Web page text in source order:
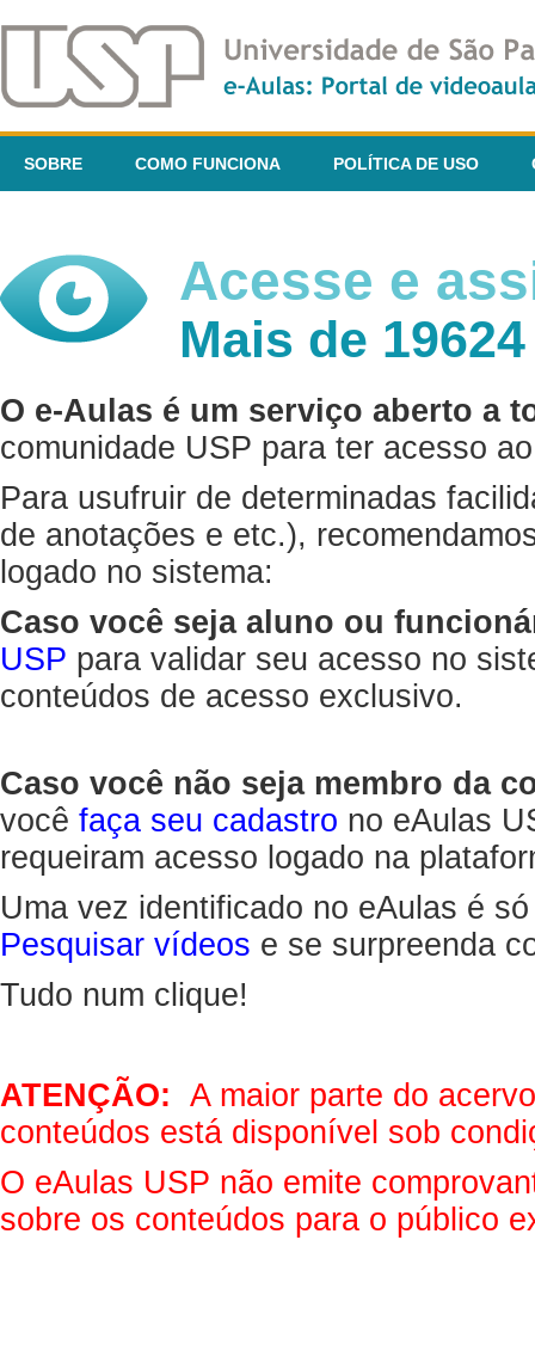
SOBRE COMO FUNCIONA POLÍTICA DE USO
Acesse e
Mais de
O e-Aulas é um serviço aberto a
comunidade USP para ter acesso
Para usufruir de determinadas
de anotações e etc.),
logado no sistema:
Caso você seja aluno ou
USP para validar seu acesso no
conteúdos de acesso exclusivo.
Caso você não seja membro da
você faça seu cadastro no eAulas
requeiram acesso logado na
Uma vez identificado no eAulas é
Pesquisar vídeos e se surpreenda
Tudo num clique!
ATENÇÃO: A maior parte do
conteúdos está disponível sob
O eAulas USP não emite
sobre os conteúdos para o público